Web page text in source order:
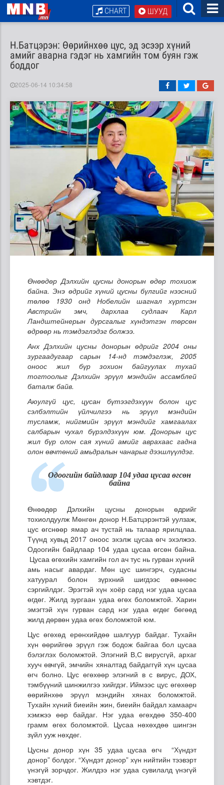
ШУУД
CHART
Н.Батцэрэн: Өөрийнхөө цус, эд эсээр хүний
амийг аварна гэдэг нь хамгийн том буян гэж
боддог
2025-06-14 10:34:58
Өнөөдөр Дэлхийн цусны донорын өдөр тохиож
байна. Энэ өдрийг хүний цусны бүлгийг нээсний
төлөө 1930 онд Нобелийн шагнал хүртсэн
Австрийн эмч, дархлаа судлаач Карл
Ландштейнерын дурсгалыг хүндэтгэн төрсөн
өдрөөр нь тэмдэглэдэг болжээ.
Анх Дэлхийн цусны донорын өдрийг 2004 оны
зургаадугаар сарын 14-нд тэмдэглэж, 2005
оноос жил бүр зохион байгуулах тухай
тогтоолыг Дэлхийн эрүүл мэндийн ассамблей
баталж байв.
Аюулгүй цус, цусан бүтээгдэхүүн болон цус
сэлбэлтийн үйлчилгээ нь эрүүл мэндийн
тусламж, нийгмийн эрүүл мэндийг хамгаалах
салбарын чухал бүрэлдэхүүн юм. Донорын цус
жил бүр олон сая хүний амийг аврахаас гадна
олон өвчтөний амьдралын чанарыг дээшлүүлдэг.
Одоогийн байдлаар 104 удаа цусаа өгсөн
байна
Өнөөдөр Дэлхийн цусны донорын өдрийг
тохиолдуулж Мөнгөн донор Н.Батцэрэнтэй уулзаж,
цус өгснөөр ямар ач тустай нь талаар ярилцлаа.
Түүнд хувьд 2017 оноос эхэлж цусаа өгч эхэлжээ.
Одоогийн байдлаар 104 удаа цусаа өгсөн байна.
Цусаа өгөхийн хамгийн гол ач тус нь гурван хүний
амь насыг авардаг. Мөн цус шингэрч, судасны
хатуурал болон зүрхний шигдээс өвчнөөс
сэргийлдэг. Эрэгтэй хүн хоёр сард нэг удаа цусаа
өгдөг. Жилд зургаан удаа өгөх боломжтой. Харин
эмэгтэй хүн гурван сард нэг удаа өгдөг бөгөөд
жилд дөрвөн удаа өгөх боломжтой юм.
Цус өгөхөд ерөнхийдөө шалгуур байдаг. Тухайн
хүн өөрийгөө эрүүл гэж бодож байгаа бол цусаа
бэлэглэх боломжтой. Элэгний В,С вирусгүй, архаг
хууч өвчгүй, эмчийн хяналтад байдаггүй хүн цусаа
өгч болно. Цус өгөхөөр элэгний в с вирус, ДОХ,
тэмбүүний шинжилгээ хийгдэг. Иймээс цус өгөхөөр
өөрийнхөө эрүүл мэндийн хянах боломжтой.
Тухайн хүний биеийн жин, биеийн байдал хамаарч
хэмжээ өөр байдаг. Нэг удаа өгөхдөө 350-400
грамм өгөх боломжтой. Цусаа нөхөхдөө шингэн
зүйл ууж нөхдөг.
Цусны донор хүн 35 удаа цусаа өгч “Хүндэт
донор” болдог. “Хүндэт донор” хүн нийтийн тээвэрт
үнэгүй зорчдог. Жилдээ нэг удаа сувилалд үнэгүй
хэвтдэг.